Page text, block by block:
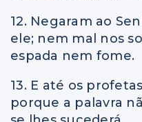
12. Negaram ao
ele; nem mal nos
espada nem fome.
13. E até os
porque a palavra